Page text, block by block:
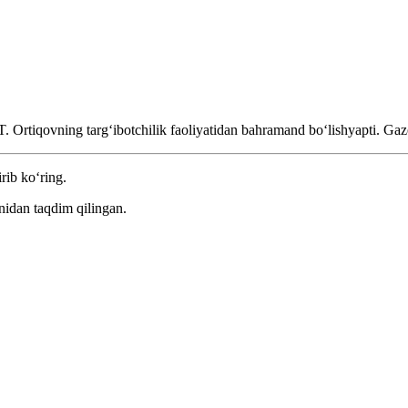
Ortiqovning targʻibotchilik faoliyatidan bahramand boʻlishyapti.
ko‘ring.
taqdim qilingan.